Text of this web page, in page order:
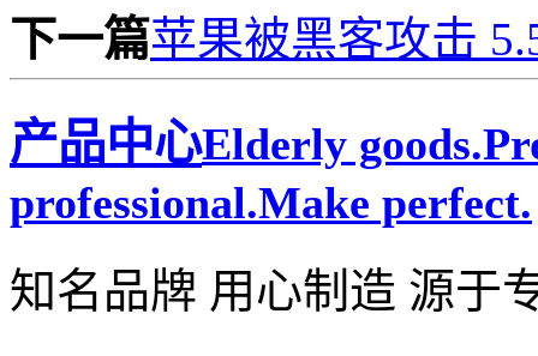
下一篇苹果被黑客攻击
产品中心Elderly
professional.Make perfect.
知名品牌 用心制造 源于